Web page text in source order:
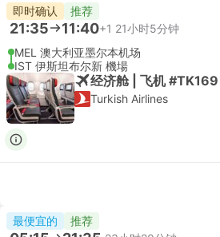
即时确认 推荐
21:35 11:40+1 21小时5分钟
MEL 澳大利亚墨尔本机场
IST 伊斯坦布尔新 機場
经济舱 | 飞机 #TK169
Turkish Airlines
最便宜的 推荐